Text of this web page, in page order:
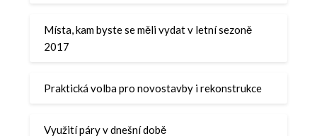
Místa, kam byste se měli vydat v letní sezoně
2017
Praktická volba pro novostavby i rekonstrukce
Využití páry v dnešní době